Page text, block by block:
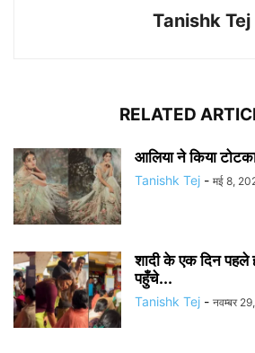
Tanishk Tej
RELATED
आलिया ने किया
Tanishk Tej - मई 8,
शादी के एक दिन पहले
पहुँचे...
Tanishk Tej - नवम्बर